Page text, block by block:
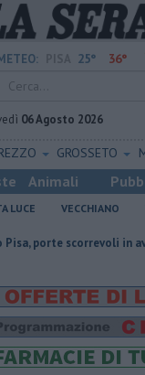
25° 36°
06 Agosto 2026
GROSSETO
Animali
LUCE VECCHIANO
in avanti